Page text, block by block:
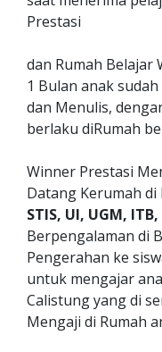
Prestasi
dan Rumah Belajar
1 Bulan anak
dan Menulis,
berlaku diRumah
Winner Prestasi
Datang Kerumah
STIS, UI, UGM, ITB,
Berpengalaman di
Pengerahan ke
untuk mengajar
Calistung yang di
Mengaji di Rumah